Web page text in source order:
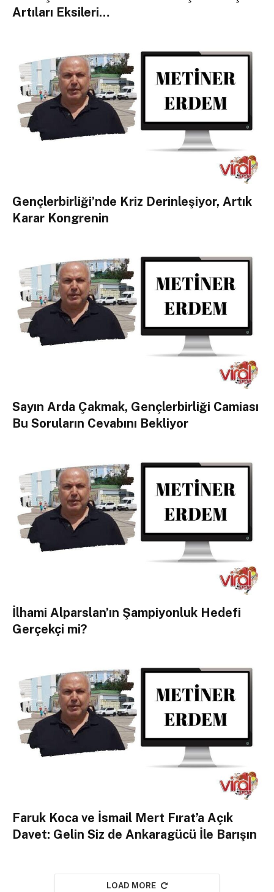
Artıları Eksileri…
Gençlerbirliği’nde Kriz Derinleşiyor, Artık
Karar Kongrenin
Sayın Arda Çakmak, Gençlerbirliği Camiası
Bu Soruların Cevabını Bekliyor
İlhami Alparslan’ın Şampiyonluk Hedefi
Gerçekçi mi?
Faruk Koca ve İsmail Mert Fırat’a Açık
Davet: Gelin Siz de Ankaragücü İle Barışın
LOAD MORE